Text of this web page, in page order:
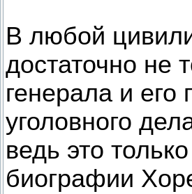
В любой
достаточно не
генерала и
уголовного
ведь это
биографии